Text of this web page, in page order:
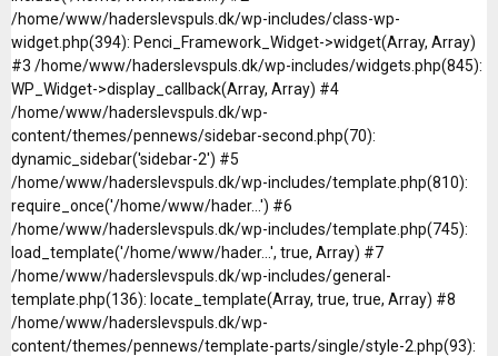
/home/www/haderslevspuls.dk/wp-includes/class-wp-
widget.php(394): Penci_Framework_Widget->widget(Array, Array)
#3 /home/www/haderslevspuls.dk/wp-includes/widgets.php(845):
WP_Widget->display_callback(Array, Array) #4
/home/www/haderslevspuls.dk/wp-
content/themes/pennews/sidebar-second.php(70):
dynamic_sidebar('sidebar-2') #5
/home/www/haderslevspuls.dk/wp-includes/template.php(810):
require_once('/home/www/hader...') #6
/home/www/haderslevspuls.dk/wp-includes/template.php(745):
load_template('/home/www/hader...', true, Array) #7
/home/www/haderslevspuls.dk/wp-includes/general-
template.php(136): locate_template(Array, true, true, Array) #8
/home/www/haderslevspuls.dk/wp-
content/themes/pennews/template-parts/single/style-2.php(93):